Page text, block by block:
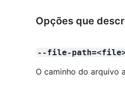
Opções que
--file-
O caminho do arquivo